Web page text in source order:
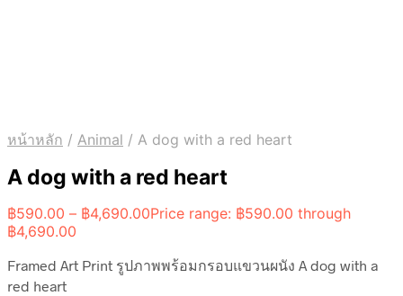
หน้าหลัก / Animal / A dog with a red heart
A dog with a red heart
฿590.00 – ฿4,690.00Price range: ฿590.00 through
฿4,690.00
Framed Art Print รูปภาพพร้อมกรอบแขวนผนัง A dog with a
red heart